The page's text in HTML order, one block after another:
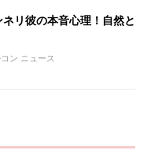
リ彼の本音心理！自然と
ン ニュース